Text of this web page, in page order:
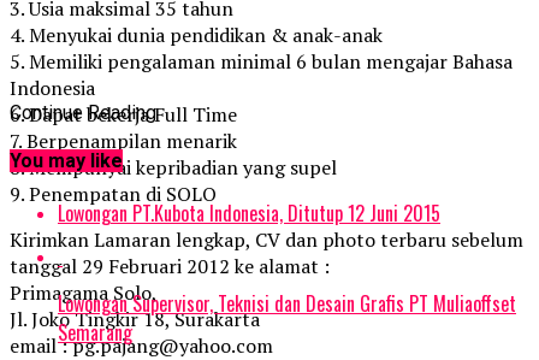
3. Usia maksimal 35 tahun
4. Menyukai dunia pendidikan & anak-anak
5. Memiliki pengalaman minimal 6 bulan mengajar Bahasa
Indonesia
6. Dapat bekerja Full Time
7. Berpenampilan menarik
8. Mempunyai kepribadian yang supel
9. Penempatan di SOLO
Kirimkan Lamaran lengkap, CV dan photo terbaru sebelum
tanggal 29 Februari 2012 ke alamat :
Primagama Solo,
Jl. Joko Tingkir 18, Surakarta
email : pg.pajang@yahoo.com
Continue Reading
You may like
Lowongan PT.Kubota Indonesia, Ditutup 12 Juni 2015
Lowongan Supervisor, Teknisi dan Desain Grafis PT Muliaoffset
Semarang